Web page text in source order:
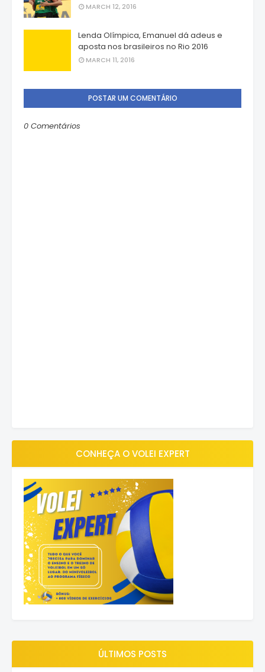
MARCH 12, 2016
Lenda Olímpica, Emanuel dá adeus e
aposta nos brasileiros no Rio 2016
MARCH 11, 2016
POSTAR UM COMENTÁRIO
0 Comentários
CONHEÇA O VOLEI EXPERT
ÚLTIMOS POSTS